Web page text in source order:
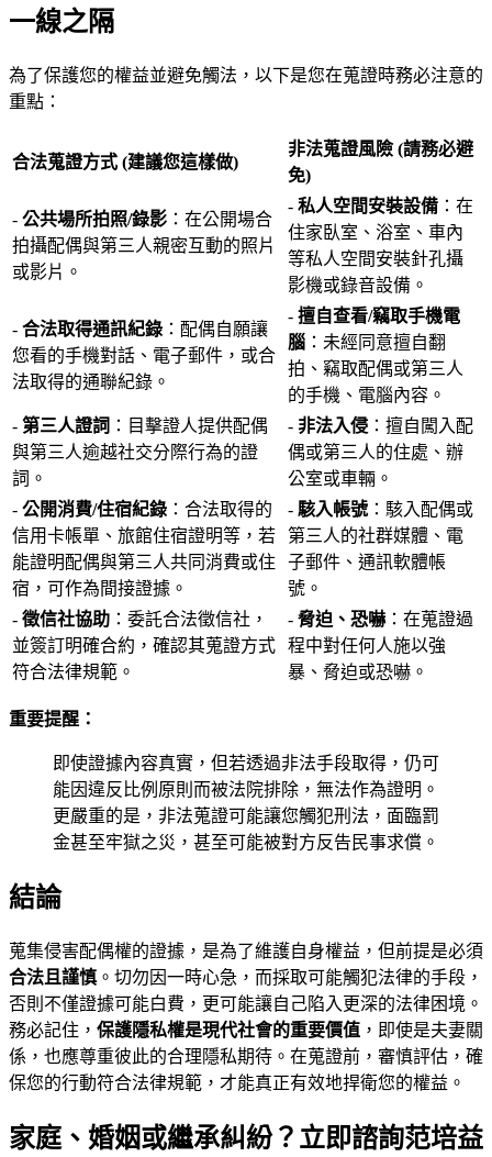
一線之隔
為了保護您的權益並避免觸法，以下是您在蒐證時務必注意的
重點：
合法蒐證方式 (建議您這樣做)
非法蒐證風險 (請務必避
免)
- 公共場所拍照/錄影 ：在公開場合
拍攝配偶與第三人親密互動的照片
或影片。
- 私人空間安裝設備 ：在
住家臥室、浴室、車內
等私人空間安裝針孔攝
影機或錄音設備。
- 合法取得通訊紀錄 ：配偶自願讓
您看的手機對話、電子郵件，或合
法取得的通聯紀錄。
- 擅自查看/竊取手機電
腦 ：未經同意擅自翻
拍、竊取配偶或第三人
的手機、電腦內容。
- 第三人證詞 ：目擊證人提供配偶
與第三人逾越社交分際行為的證
詞。
- 非法入侵 ：擅自闖入配
偶或第三人的住處、辦
公室或車輛。
- 公開消費/住宿紀錄 ：合法取得的
信用卡帳單、旅館住宿證明等，若
能證明配偶與第三人共同消費或住
宿，可作為間接證據。
- 駭入帳號：駭入配偶或
第三人的社群媒體、電
子郵件、通訊軟體帳
號。
- 徵信社協助 ：委託合法徵信社，
並簽訂明確合約，確認其蒐證方式
符合法律規範。
- 脅迫、恐嚇：在蒐證過
程中對任何人施以強
暴、脅迫或恐嚇。
重要提醒：
即使證據內容真實，但若透過非法手段取得，仍可
能因違反比例原則而被法院排除，無法作為證明。
更嚴重的是，非法蒐證可能讓您觸犯刑法，面臨罰
金甚至牢獄之災，甚至可能被對方反告民事求償。
結論
蒐集侵害配偶權的證據，是為了維護自身權益，但前提是必須
合法且謹慎。切勿因一時心急，而採取可能觸犯法律的手段，
否則不僅證據可能白費，更可能讓自己陷入更深的法律困境。
務必記住， 保護隱私權是現代社會的重要價值 ，即使是夫妻關
係，也應尊重彼此的合理隱私期待。在蒐證前，審慎評估，確
保您的行動符合法律規範，才能真正有效地捍衛您的權益。
家庭、婚姻或繼承糾紛？立即諮詢范培益